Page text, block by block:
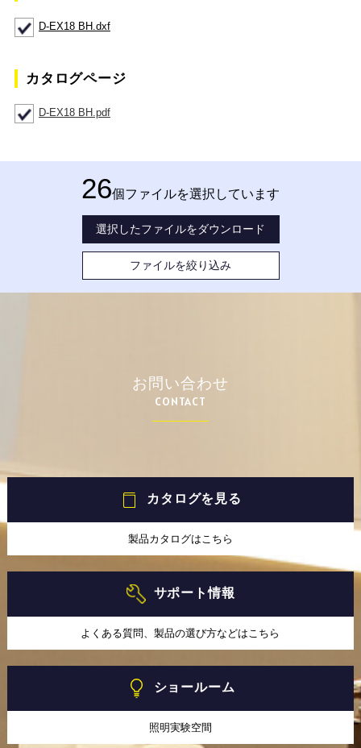
D-EX18 BH.dxf
カタログページ
D-EX18 BH.pdf
26個ファイルを選択しています
選択したファイルをダウンロード
ファイルを絞り込み
お問い合わせ
CONTACT
カタログを見る
製品カタログはこちら
サポート情報
よくある質問、製品の選び方などはこちら
ショールーム
照明実験空間